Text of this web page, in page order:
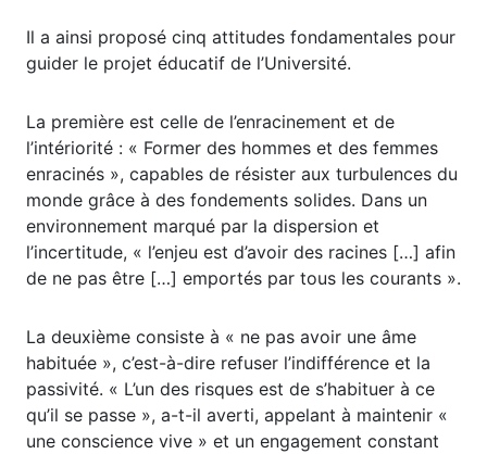
Il a ainsi proposé cinq attitudes fondamentales pour
guider le projet éducatif de l’Université.
La première est celle de l’enracinement et de
l’intériorité : « Former des hommes et des femmes
enracinés », capables de résister aux turbulences du
monde grâce à des fondements solides. Dans un
environnement marqué par la dispersion et
l’incertitude, « l’enjeu est d’avoir des racines […] afin
de ne pas être […] emportés par tous les courants ».
La deuxième consiste à « ne pas avoir une âme
habituée », c’est-à-dire refuser l’indifférence et la
passivité. « L’un des risques est de s’habituer à ce
qu’il se passe », a-t-il averti, appelant à maintenir «
une conscience vive » et un engagement constant